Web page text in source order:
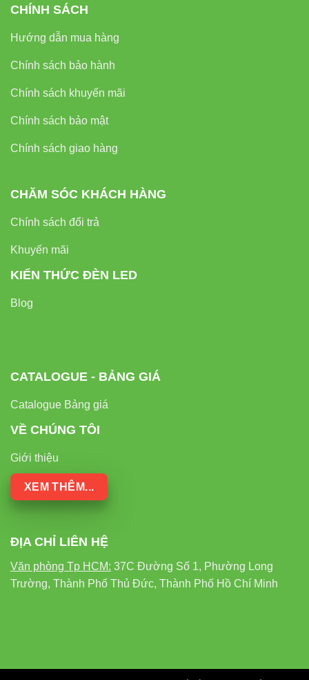
CHÍNH SÁCH
Hướng dẫn mua hàng
Chính sách bảo hành
Chính sách khuyến mãi
Chính sách bảo mật
Chính sách giao hàng
CHĂM SÓC KHÁCH HÀNG
Chính sách đổi trả
Khuyến mãi
KIẾN THỨC ĐÈN LED
Blog
CATALOGUE - BẢNG GIÁ
Catalogue Bảng giá
VỀ CHÚNG TÔI
Giới thiệu
XEM THÊM...
ĐỊA CHỈ LIÊN HỆ
Văn phòng Tp HCM: 37C Đường Số 1, Phường Long
Trường, Thành Phố Thủ Đức, Thành Phố Hồ Chí Minh